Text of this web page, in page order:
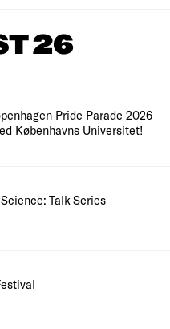
26
Pride Parade 2026
Københavns Universitet!
Talk Series